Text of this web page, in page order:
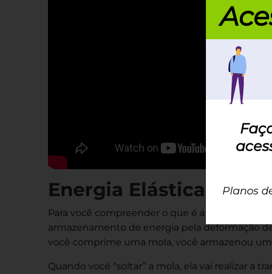
Energia Elástica
Para você compreender o que é a Energia
armazenamento de energia pela deformação
você comprime uma mola, você armazenou
Quando você “soltar” a mola, ela vai realizar a
Planos